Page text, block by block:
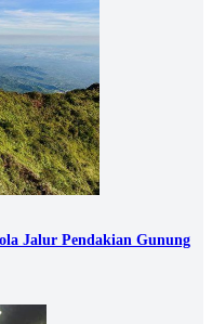
Jalur Pendakian Gunung